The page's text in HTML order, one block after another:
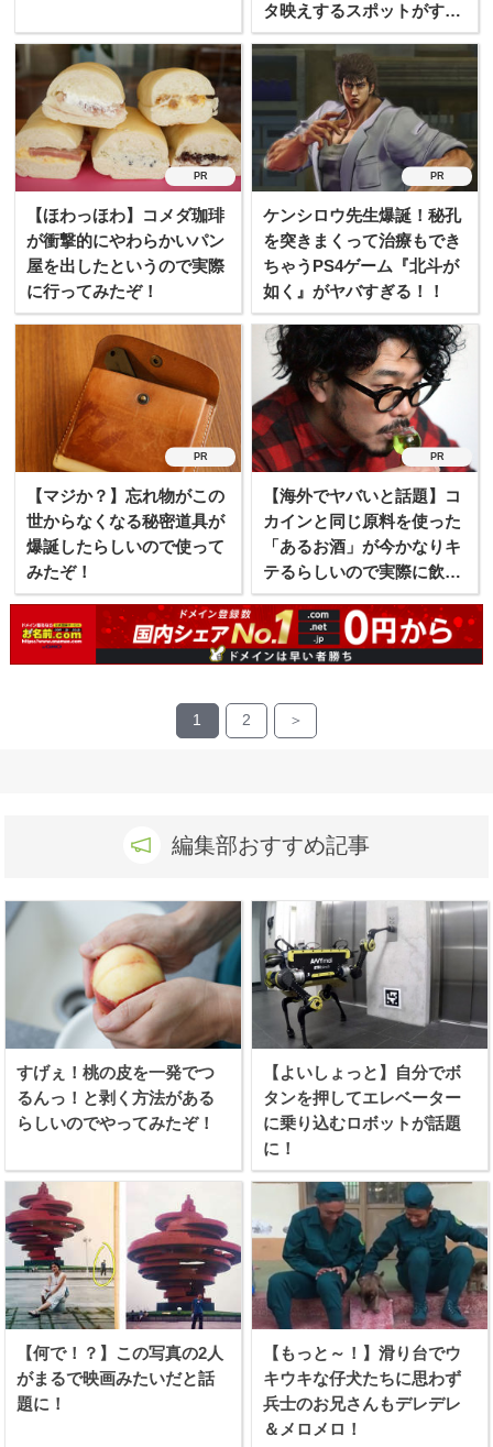
タ映えするスポットがすげ
ぇ！
【ほわっほわ】コメダ珈琲
が衝撃的にやわらかいパン
屋を出したというので実際
に行ってみたぞ！
PR
ケンシロウ先生爆誕！秘孔
を突きまくって治療もでき
ちゃうPS4ゲーム『北斗が
如く』がヤバすぎる！！
PR
【マジか？】忘れ物がこの
世からなくなる秘密道具が
爆誕したらしいので使って
みたぞ！
PR
【海外でヤバいと話題】コ
カインと同じ原料を使った
「あるお酒」が今かなりキ
テるらしいので実際に飲ん
でみた！
PR
1 2 ＞
編集部おすすめ記事
すげぇ！桃の皮を一発でつ
るんっ！と剥く方法がある
らしいのでやってみたぞ！
【よいしょっと】自分でボ
タンを押してエレベーター
に乗り込むロボットが話題
に！
【何で！？】この写真の2人
がまるで映画みたいだと話
題に！
【もっと～！】滑り台でウ
キウキな仔犬たちに思わず
兵士のお兄さんもデレデレ
＆メロメロ！